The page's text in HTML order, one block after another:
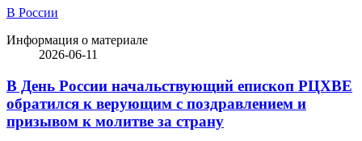
В России
Информация о материале
2026-06-11
В День России начальствующий епископ РЦХВЕ
обратился к верующим с поздравлением и
призывом к молитве за страну